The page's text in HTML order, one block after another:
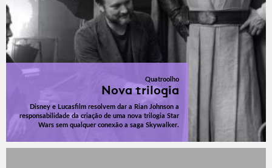
Quatroolho
Nova trilogia
Disney e Lucasfilm resolvem dar a Rian Johnson a
responsabilidade da criação de uma nova trilogia Star
Wars sem qualquer conexão a saga Skywalker.